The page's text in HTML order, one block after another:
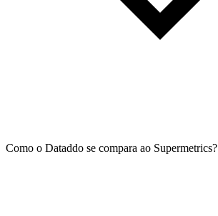
Como o Dataddo se compara ao Supermetrics?